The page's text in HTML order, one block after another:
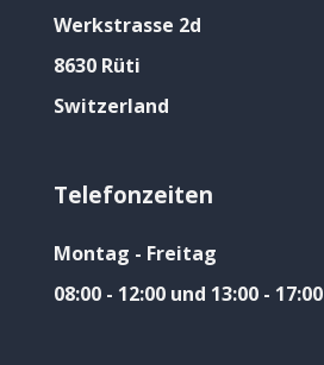
Werkstrasse 2d
8630 Rüti
Switzerland
Telefonzeiten
Montag - Freitag
08:00 - 12:00 und 13:00 - 17:00